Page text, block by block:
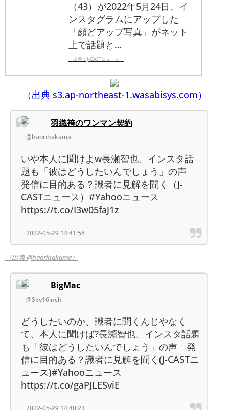
（43）が2022年5月24日、イ
ンスタグラムにアップした
「顔どアップ写真」がネット
上で話題と…
（出典：J-CASTニュース）
（出典 s3.ap-northeast-1.wasabisys.com）
羽織袴のワンマン契約
@haorihakama
いや本人に聞けよw長瀬智也、インスタ話
題も「彼はどうしたいんでしょう」の声
発信に目的ある？識者に見解を聞く（J-
CASTニュース）#Yahooニュース
https://t.co/I3w05faJ1z
2022-05-29 14:41:58
（出典 @haorihakama）
BigMac
@Sky16inch
どうしたいのか、識者に聞くんじやなく
て、本人に聞けば?長瀬智也、インスタ話題
も「彼はどうしたいんでしょう」の声 発
信に目的ある？識者に見解を聞く(J-CASTニ
ュース)#Yahooニュース
https://t.co/gaPJLESviE
2022-05-29 14:40:23